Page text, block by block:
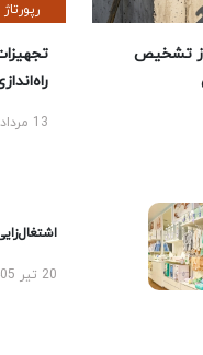
تشخیص
رپورتاژ
13 مرداد 1405
20 تیر 1405